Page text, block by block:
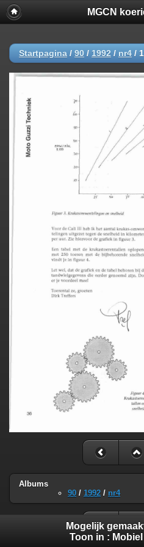
MGCN
Startpagina / 90 / 1992 / nr4 /
Albums
90 / 1992 / nr4
Mogelijk
Toon in : Mobiel